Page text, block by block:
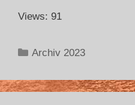
Views: 91
Archiv 2023